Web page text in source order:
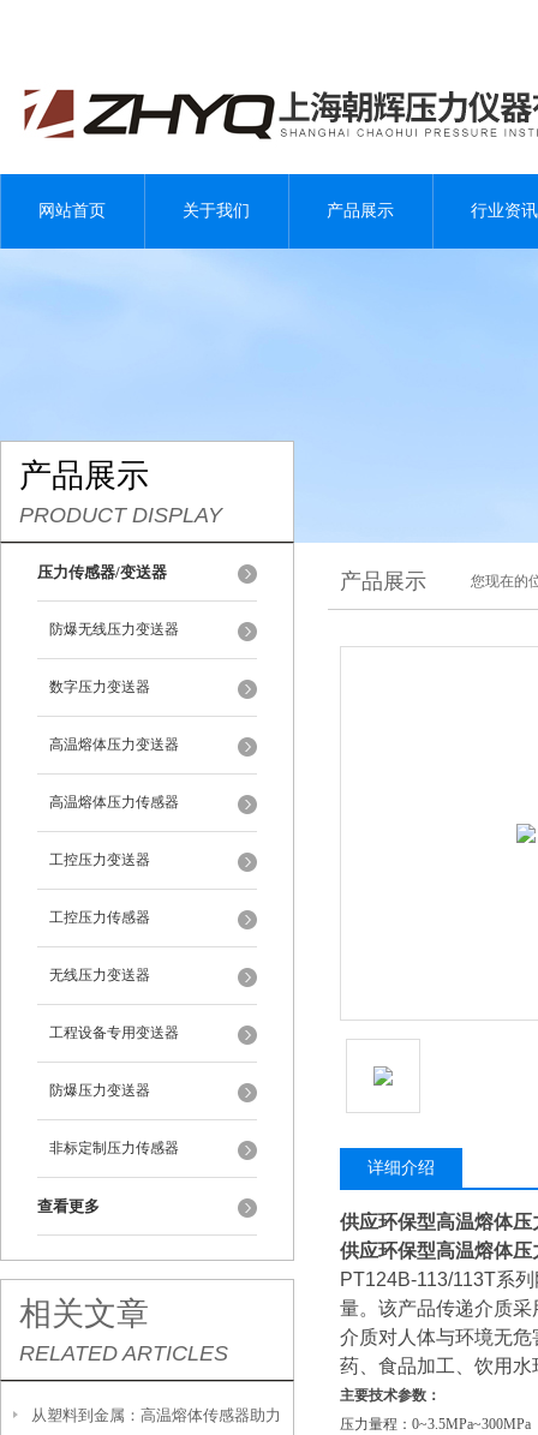
网站首页 关于我们 产品展示 行业资讯
产品展示
PRODUCT DISPLAY
压力传感器/变送器
防爆无线压力变送器
数字压力变送器
高温熔体压力变送器
高温熔体压力传感器
工控压力变送器
工控压力传感器
无线压力变送器
工程设备专用变送器
防爆压力变送器
非标定制压力传感器
查看更多
相关文章
RELATED ARTICLES
从塑料到金属：高温熔体传感器助力
产品展示 您现在的
详细介绍
供应环保型高温熔体
供应环保型高温熔体
PT124B-113/113T系
量。该产品传递介质
介质对人体与环境无
药、食品加工、饮用
主要技术参数：
压力量程：0~3.5MPa~300MPa